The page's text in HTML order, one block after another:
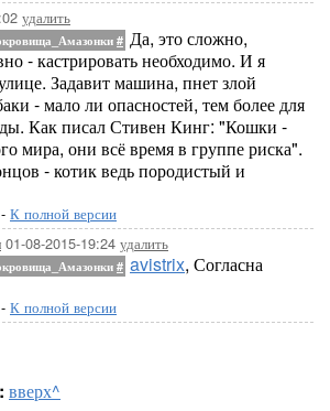
удалить
# Да, это сложно,
- кастрировать необходимо. И я
Задавит машина, пнет злой
- мало ли опасностей, тем более для
Как писал Стивен Кинг: "Кошки -
мира, они всё время в группе риска".
- котик ведь породистый и
- К полной версии
01-08-2015-19:24 удалить
# avistrix, Согласна
- К полной версии
вверх^